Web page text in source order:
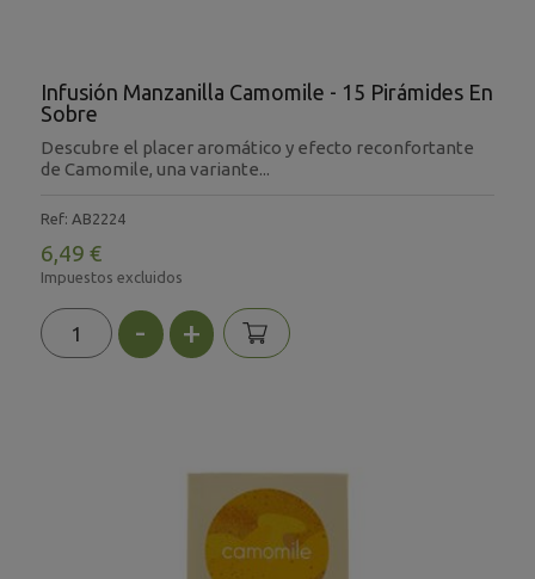
Infusión Manzanilla Camomile - 15 Pirámides En
Sobre
Descubre el placer aromático y efecto reconfortante
de Camomile, una variante...
Ref: AB2224
6,49 €
Impuestos excluidos
- +